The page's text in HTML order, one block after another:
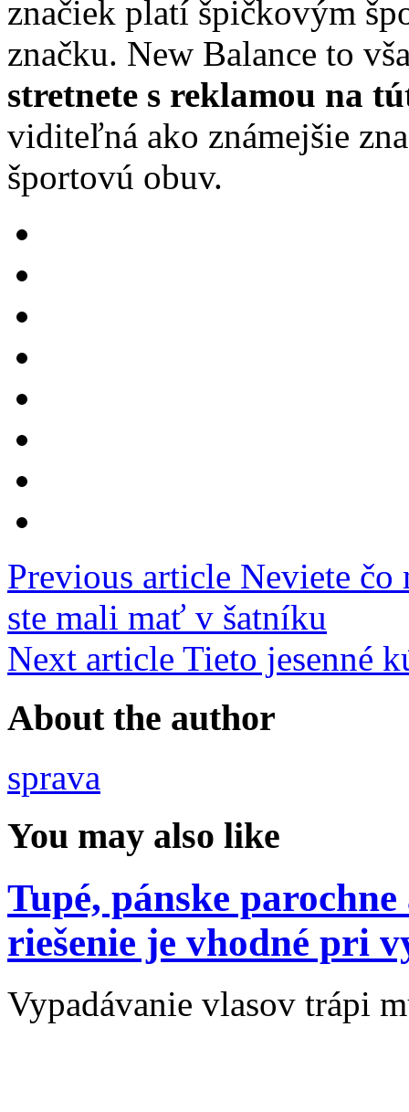
značiek platí špičkovým
značku. New Balance to
stretnete s reklamou na
viditeľná ako známejšie
športovú obuv.
Previous article Neviete čo
ste mali mať v šatníku
Next article Tieto jesenné
About the author
sprava
You may also like
Tupé, pánske
riešenie je vhodné pri
Vypadávanie vlasov trápi